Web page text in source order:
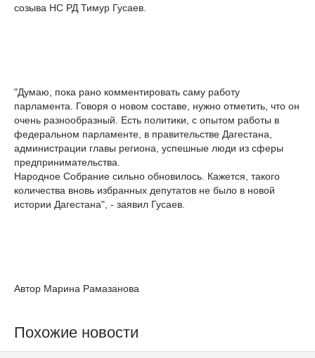
созыва НС РД Тимур Гусаев.
"Думаю, пока рано комментировать саму работу
парламента. Говоря о новом составе, нужно отметить, что он
очень разнообразный. Есть политики, с опытом работы в
федеральном парламенте, в правительстве Дагестана,
администрации главы региона, успешные люди из сферы
предпринимательства.
Народное Собрание сильно обновилось. Кажется, такого
количества вновь избранных депутатов не было в новой
истории Дагестана", - заявил Гусаев.
Автор Марина Рамазанова
Похожие новости